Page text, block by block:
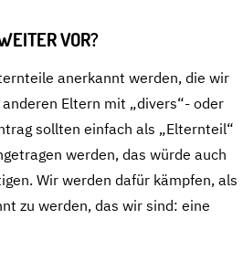
VOR?
anerkannt werden, die wir
Eltern mit „divers“- oder
sollten einfach als „Elternteil“
werden, das würde auch
Wir werden dafür kämpfen, als
zu werden, das wir sind: eine